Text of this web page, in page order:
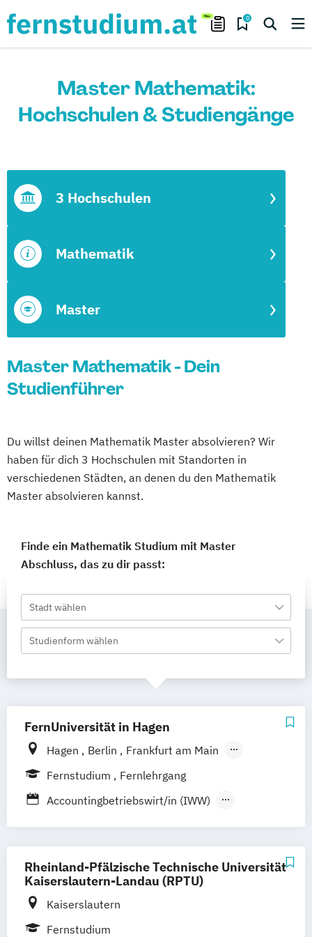
0
Master Mathematik:
Hochschulen & Studiengänge
Master
Mathematik
3 Hochschulen
Master Mathematik - Dein
Studienführer
Du willst deinen Mathematik Master absolvieren? Wir
haben für dich 3 Hochschulen mit Standorten in
verschiedenen Städten, an denen du den Mathematik
Master absolvieren kannst.
Finde ein Mathematik Studium mit Master
Abschluss, das zu dir passt:
Stadt wählen
Studienform wählen
FernUniversität in Hagen
Hagen Berlin
Frankfurt am Main
Hamburg
Coesfeld
Hannover
Stuttgart Nürnberg Bonn
Fernstudium
Fernlehrgang
Accountingbetriebswirt/in (IWW)
Management
Bildung und Medien - eEducation
Bildungswissenschaft
Rheinland-Pfälzische Technische Universität
Kaiserslautern-Landau (RPTU)
Kaiserslautern
Fernstudium